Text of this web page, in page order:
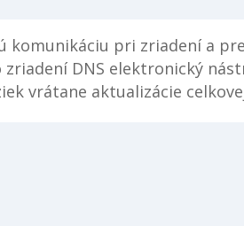
pri zriadení a
DNS elektronický
vrátane aktualizácie